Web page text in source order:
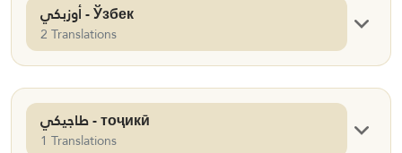
أوزبكي - Ўзбек
2 Translations
طاجيكي - тоҷикӣ
1 Translations